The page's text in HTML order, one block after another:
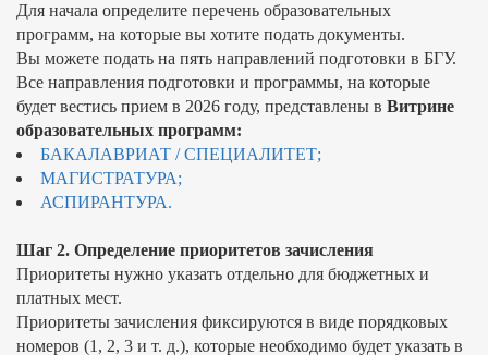
Для начала определите перечень образовательных
программ, на которые вы хотите подать документы.
Вы можете подать на пять направлений подготовки в БГУ.
Все направления подготовки и программы, на которые
будет вестись прием в 2026 году, представлены в Витрине
образовательных программ:
БАКАЛАВРИАТ / СПЕЦИАЛИТЕТ;
МАГИСТРАТУРА;
АСПИРАНТУРА.
Шаг 2. Определение приоритетов зачисления
Приоритеты нужно указать отдельно для бюджетных и
платных мест.
Приоритеты зачисления фиксируются в виде порядковых
номеров (1, 2, 3 и т. д.), которые необходимо будет указать в